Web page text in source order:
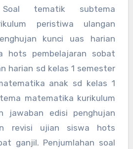
tematik subtema
peristiwa ulangan
kunci uas harian
hots pembelajaran sobat
harian sd kelas 1 semester
anak sd kelas 1
matematika kurikulum
jawaban edisi penghujan
revisi ujian siswa hots
ganjil. Penjumlahan soal